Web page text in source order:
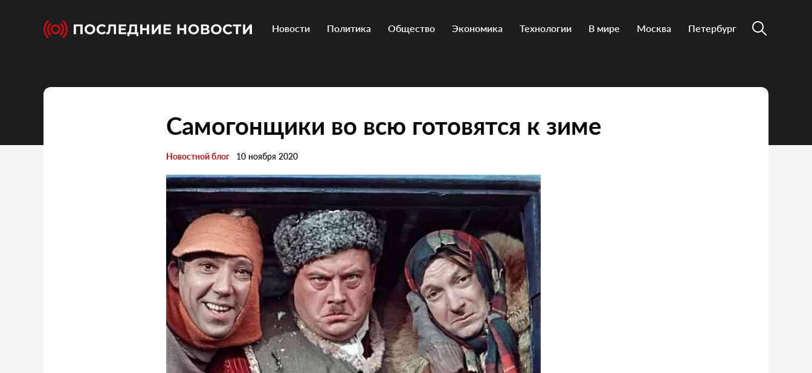
Новости Политика Общество Экономика Технологии В мире Москва Петербург
Самогонщики во всю готовятся к зиме
Новостной блог 10 ноября 2020